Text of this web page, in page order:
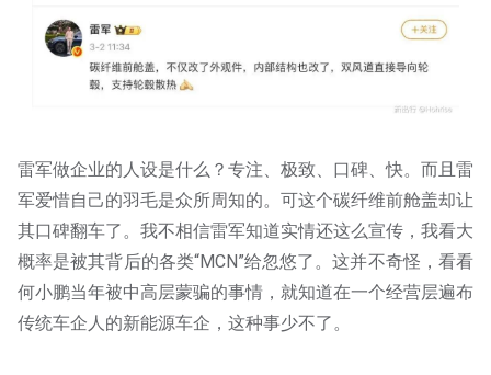
雷军做企业的人设是什么？专注、极致、口碑、快。而且雷
军爱惜自己的羽毛是众所周知的。可这个碳纤维前舱盖却让
其口碑翻车了。我不相信雷军知道实情还这么宣传，我看大
概率是被其背后的各类“MCN”给忽悠了。这并不奇怪，看看
何小鹏当年被中高层蒙骗的事情，就知道在一个经营层遍布
传统车企人的新能源车企，这种事少不了。